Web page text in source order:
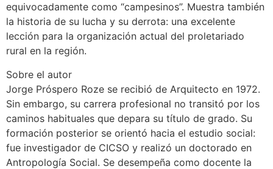
equivocadamente como “campesinos”. Muestra también
la historia de su lucha y su derrota: una excelente
lección para la organización actual del proletariado
rural en la región.
Sobre el autor
Jorge Próspero Roze se recibió de Arquitecto en 1972.
Sin embargo, su carrera profesional no transitó por los
caminos habituales que depara su título de grado. Su
formación posterior se orientó hacia el estudio social:
fue investigador de CICSO y realizó un doctorado en
Antropología Social. Se desempeña como docente la